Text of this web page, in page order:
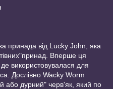
принада від Lucky John, яка
Вперше ця
використовувалася для
Дослівно Wacky Worm
або дурний" черв'як, який по